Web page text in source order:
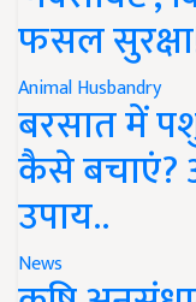
फसल
Animal Husbandry
बरसात में
कैसे बचाएं?
उपाय..
News